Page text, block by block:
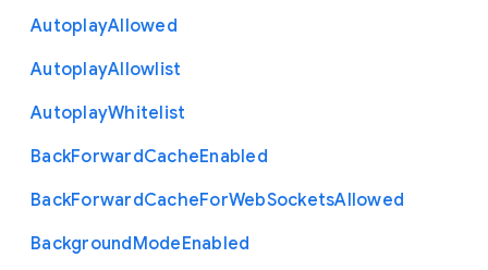
AutoplayAllowed
AutoplayAllowlist
AutoplayWhitelist
BackForwardCacheEnabled
BackForwardCacheForWebSocketsAllowed
BackgroundModeEnabled